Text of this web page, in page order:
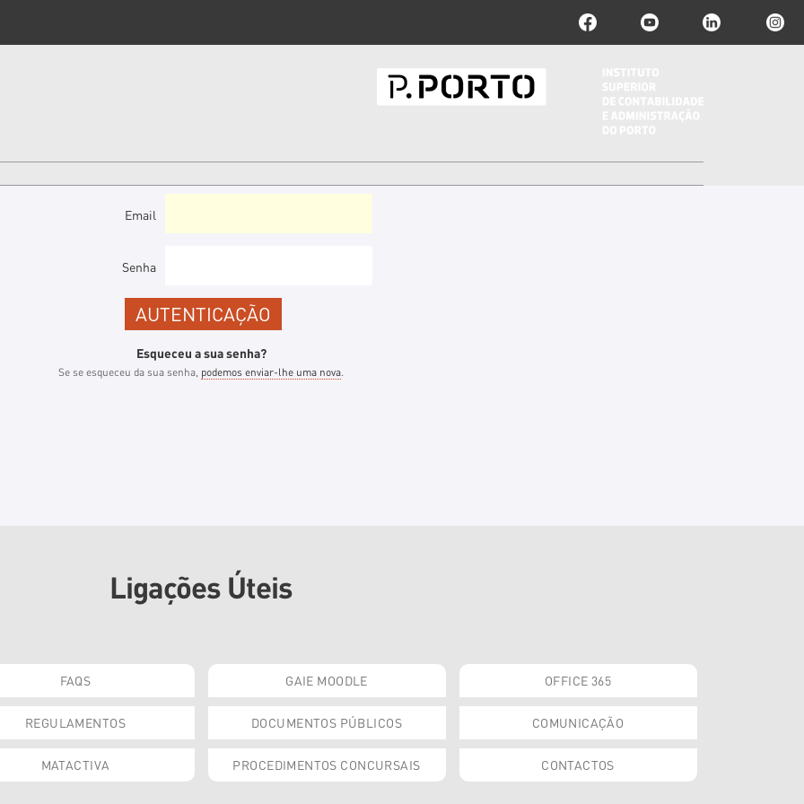
Email
Senha
Esqueceu a sua senha?
Se se esqueceu da sua senha, podemos enviar-lhe uma nova.
Ligações Úteis
FAQS GAIE MOODLE OFFICE 365
REGULAMENTOS DOCUMENTOS PÚBLICOS COMUNICAÇÃO
MATACTIVA PROCEDIMENTOS CONCURSAIS CONTACTOS